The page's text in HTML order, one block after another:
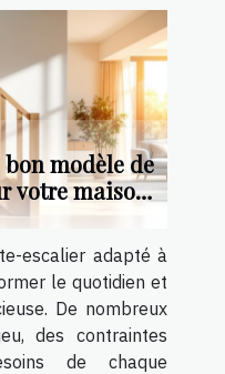
modèle de
votre maison
escalier adapté à
le quotidien et
De nombreux
des contraintes
de chaque